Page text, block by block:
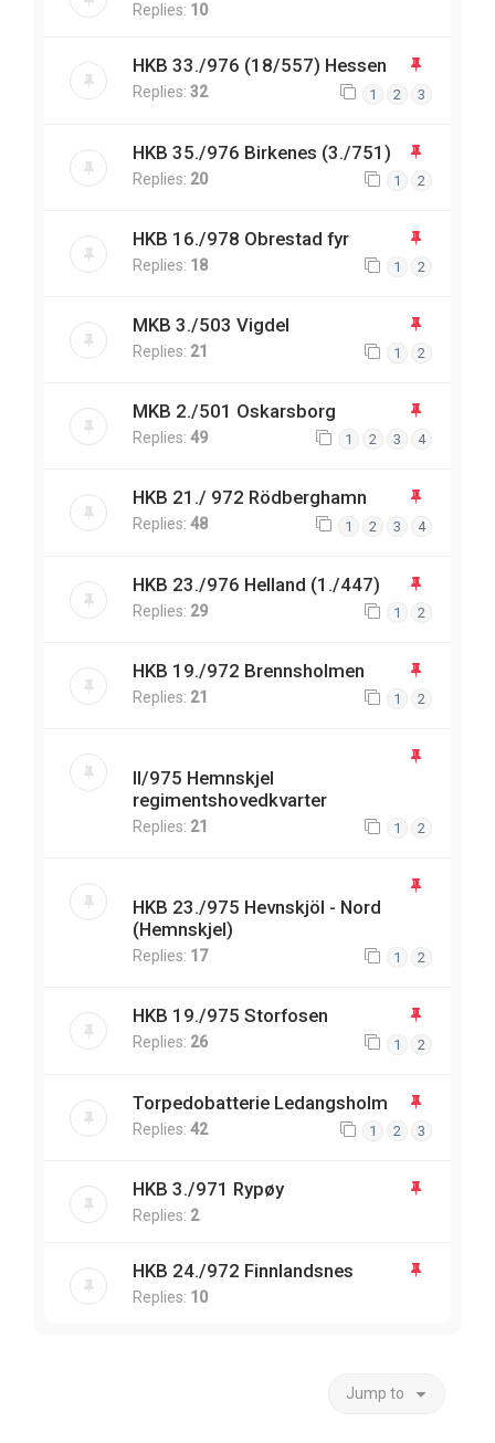
Replies: 10
HKB 33./976 (18/557) Hessen
Replies: 32 1 2 3
HKB 35./976 Birkenes (3./751)
Replies: 20 1 2
HKB 16./978 Obrestad fyr
Replies: 18 1 2
MKB 3./503 Vigdel
Replies: 21 1 2
MKB 2./501 Oskarsborg
Replies: 49 1 2 3 4
HKB 21./ 972 Rödberghamn
Replies: 48 1 2 3 4
HKB 23./976 Helland (1./447)
Replies: 29 1 2
HKB 19./972 Brennsholmen
Replies: 21 1 2
II/975 Hemnskjel
regimentshovedkvarter
Replies: 21 1 2
HKB 23./975 Hevnskjöl - Nord
(Hemnskjel)
Replies: 17 1 2
HKB 19./975 Storfosen
Replies: 26 1 2
Torpedobatterie Ledangsholm
Replies: 42 1 2 3
HKB 3./971 Rypøy
Replies: 2
HKB 24./972 Finnlandsnes
Replies: 10
Jump to